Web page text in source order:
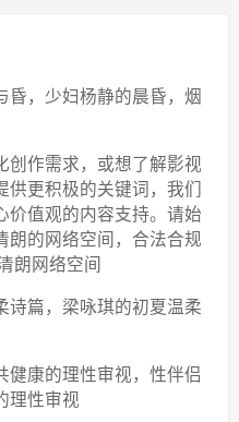
昏，少妇杨静的晨昏，烟
创作需求，或想了解影视
更积极的关键词，我们
价值观的内容支持。请始
朗的网络空间，合法合规
朗网络空间
诗篇，梁咏琪的初夏温柔
健康的理性审视，性伴侣
理性审视